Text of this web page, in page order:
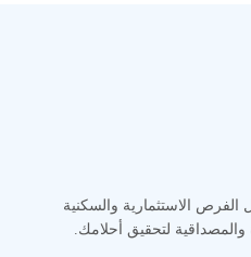
الاستثمارية والسكنية
لتحقيق أحلامك.